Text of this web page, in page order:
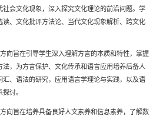
社会文化现象，深入探究文化理论的前沿问题。学
读、文化批评方法论、当代文化现象解析、跨文化
向旨在引导学生深入理解方言的本质和特性，掌握
，为方言保护、文化传承和语言应用培养后备人
汇、语法的研究，应用语言学理论与实践，以及语
讨。
向旨在培养具备良好人文素养和信息素养，了解数